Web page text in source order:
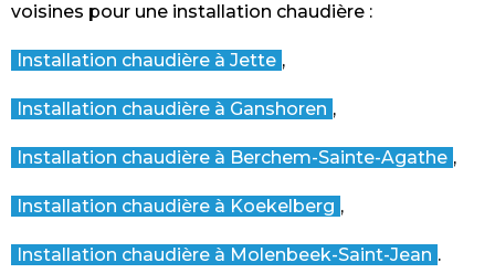
voisines pour une installation chaudière :
Installation chaudière à Jette ,
​Installation chaudière à Ganshoren ,
Installation chaudière à Berchem-Sainte-Agathe ,
Installation chaudière à Koekelberg ,
Installation chaudière à Molenbeek-Saint-Jean .